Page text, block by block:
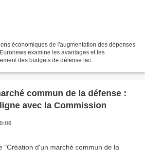
économiques de l'augmentation des dépenses
examine les avantages et les
des budgets de défense fac...
commun de la défense :
avec la Commission